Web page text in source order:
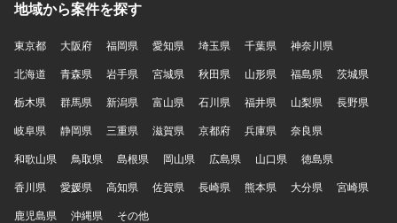
地域から案件を探す
東京都 大阪府 福岡県 愛知県 埼玉県 千葉県
神奈川県
北海道
青森県 岩手県 宮城県 秋田県 山形県 福島県
茨城県
栃木県
群馬県 新潟県 富山県 石川県 福井県 山梨県
長野県
岐阜県
静岡県 三重県 滋賀県 京都府 兵庫県
奈良県
和歌山県
鳥取県 島根県 岡山県 広島県 山口県
徳島県
香川県
愛媛県 高知県 佐賀県 長崎県 熊本県 大分県
宮崎県
鹿児島県
沖縄県 その他